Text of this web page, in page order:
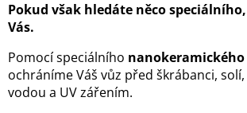
Pokud však hledáte něco
Vás.
Pomocí speciálního
ochráníme Váš vůz před škrábanci,
vodou a UV zářením.